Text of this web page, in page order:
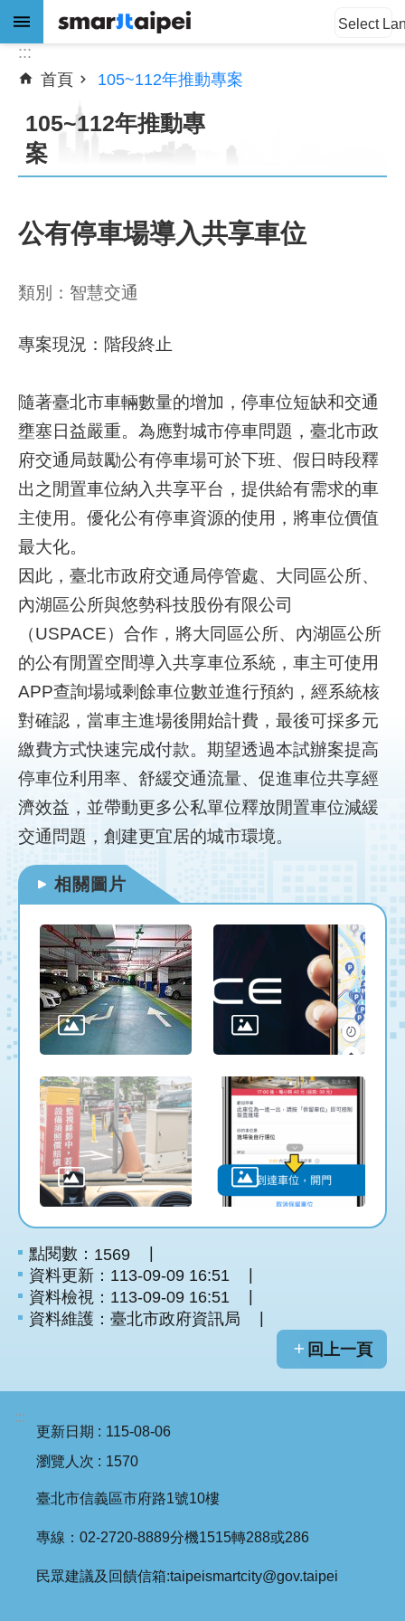
跳到主要內容區塊
進
搜
尋
公
息
關
們
補
助
計
畫
歷
年
場
域
試
辦
檔
案
下
載
網
站
覽
頁
English
Select
:::
首頁
105~112年推動專案
105~112年推動專
案
公有停車場導入共享車位
類別：智慧交通
專案現況： 階段終止
隨著臺北市車輛數量的增加，停車位短缺和交通
壅塞日益嚴重。為應對城市停車問題，臺北市政
府交通局鼓勵公有停車場可於下班、假日時段釋
出之閒置車位納入共享平台，提供給有需求的車
主使用。優化公有停車資源的使用，將車位價值
最大化。
因此，臺北市政府交通局停管處、大同區公所、
內湖區公所與悠勢科技股份有限公司
（USPACE）合作，將大同區公所、內湖區公所
的公有閒置空間導入共享車位系統，車主可使用
APP查詢場域剩餘車位數並進行預約，經系統核
對確認，當車主進場後開始計費，最後可採多元
繳費方式快速完成付款。期望透過本試辦案提高
停車位利用率、舒緩交通流量、促進車位共享經
濟效益，並帶動更多公私單位釋放閒置車位減緩
交通問題，創建更宜居的城市環境。
相關圖片
點閱數： 1569
資料更新：113-09-09 16:51
資料檢視：113-09-09 16:51
資料維護：臺北市政府資訊局
回上一頁
:::
更新日期
115-08-06
瀏覽人次
1570
臺北市信義區市府路1號10樓
專線：02-2720-8889分機1515轉288或286
民眾建議及回饋信箱:taipeismartcity@gov.taipei